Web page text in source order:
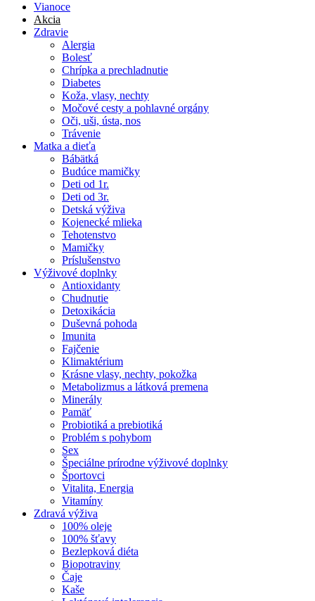
Vianoce
Akcia
Zdravie
Alergia
Bolesť
Chrípka a prechladnutie
Diabetes
Koža, vlasy, nechty
Močové cesty a pohlavné orgány
Oči, uši, ústa, nos
Trávenie
Matka a dieťa
Bábätká
Budúce mamičky
Deti od 1r.
Deti od 3r.
Detská výživa
Kojenecké mlieka
Tehotenstvo
Mamičky
Príslušenstvo
Výživové doplnky
Antioxidanty
Chudnutie
Detoxikácia
Duševná pohoda
Imunita
Fajčenie
Klimaktérium
Krásne vlasy, nechty, pokožka
Metabolizmus a látková premena
Minerály
Pamäť
Probiotiká a prebiotiká
Problém s pohybom
Sex
Špeciálne prírodne výživové doplnky
Športovci
Vitalita, Energia
Vitamíny
Zdravá výživa
100% oleje
100% šťavy
Bezlepková diéta
Biopotraviny
Čaje
Kaše